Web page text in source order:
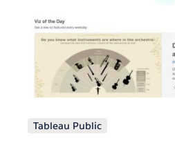
Tableau Public